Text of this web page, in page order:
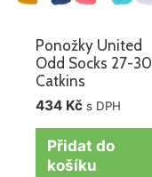
Ponožky United
Odd Socks 27-30
Catkins
434 Kč s DPH
Přidat do
košíku